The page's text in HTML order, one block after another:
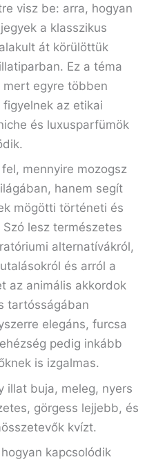
visz be: arra, hogyan
a klasszikus
át körülöttük
Ez a téma
mert egyre többen
az etikai
és luxusparfümök
mennyire mozogsz
hanem segít
mögötti történeti és
lesz természetes
alternatívákról,
és arról a
az animális akkordok
tartósságában
elegáns, furcsa
pedig inkább
is izgalmas.
illat buja, meleg, nyers
görgess lejjebb, és
kvízt.
kapcsolódik